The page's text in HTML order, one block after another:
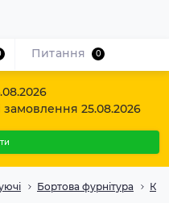
25.08.2026
Бортова фурнітура
Питання 0